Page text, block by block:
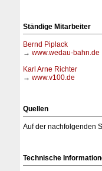
Ständige Mitarbeiter
Bernd Piplack
→ www.wedau-bahn.de
Karl Arne Richter
→ www.v100.de
Quellen
Auf der nachfolgenden
Technische